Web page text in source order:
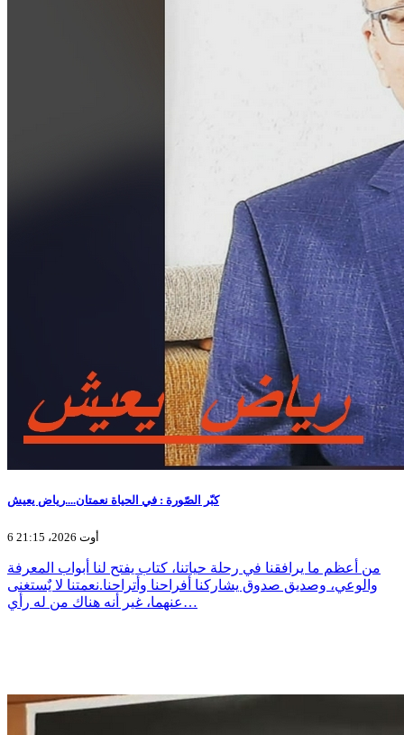
كبّر الصّورة : في الحياة نعمتان....رياض يعيش
6 أوت 2026، 21:15
من أعظم ما يرافقنا في رحلة حياتنا، كتاب يفتح لنا أبواب المعرفة
والوعي، وصديق صدوق يشاركنا أفراحنا وأتراحنا.نعمتنا لا يٌستغنى
عنهما، غير أنه هناك من له رأي…